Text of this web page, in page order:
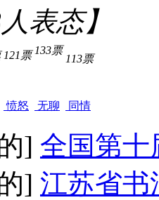
人表态】
121票
愤怒
133票
无聊
113票
同情
] 全国第十
] 江苏省书